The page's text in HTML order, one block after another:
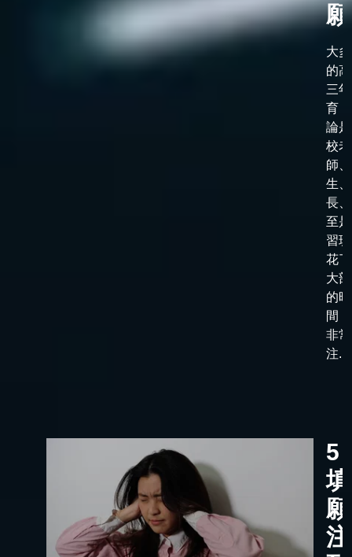
大
的
三
育
論
校老
師
生
長
至
習
花
大
的時
間
非
注...
5